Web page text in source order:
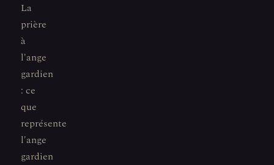
La
prière
à
l'ange
gardien
: ce
que
représente
l'ange
gardien